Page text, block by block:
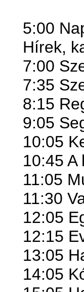
5:00
Hírek,
7:00
7:35
8:15
9:05
10:05
10:45 A
11:05
11:30
12:05
12:15
13:05
14:05